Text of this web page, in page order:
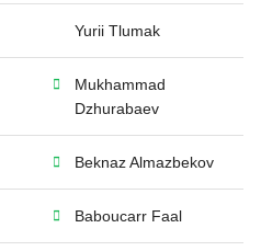
Yurii Tlumak
Mukhammad
Dzhurabaev
Beknaz Almazbekov
Baboucarr Faal